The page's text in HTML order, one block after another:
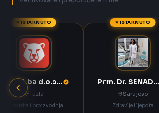
⭐ ISTAKNUTO
ANNOA.ba d.o.o. Tuzla
Tuzla
Industrija i proizvodnja
⭐ ISTAKNUTO
Prim. Dr. SENADETA OMERBAŠIĆ STOMATOLOŠKA ORDINACIJA
Sarajevo
Zdravlje i ljepota